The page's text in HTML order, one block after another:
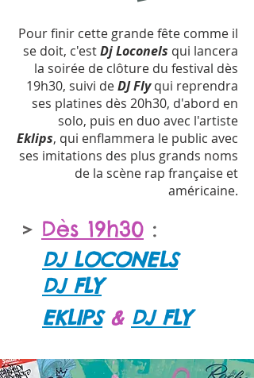
Pour finir cette grande fête comme il
se doit, c'estDj Loconels qui lancera
la soirée de clôture du festival dès
19h30, suivi deDJ Flyqui reprendra
ses platines dès 20h30, d'abord en
solo, puis en duo avec l'artiste
Eklips, qui enflammera le public avec
ses imitations des plus grands noms
de la scène rap française et
américaine.
> Dès 19h30 :
DJ LOCONELS
DJ FLY
EKLIPS & DJ FLY